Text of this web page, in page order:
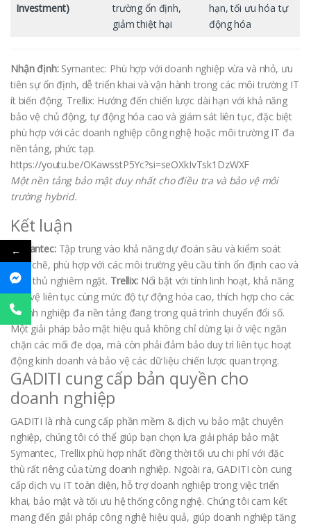
Investment)
trường ổn định,
giảm thiệt hại
hạn, tối ưu hóa tự
động hóa
Nhận định:Symantec: Phù hợp với doanh nghiệp vừa và nhỏ, ưu
tiên sự ổn định, dễ triển khai và vận hành trong các môi trường IT
ít biến động. Trellix: Hướng đến chiến lược dài hạn với khả năng
bảo vệ chủ động, tự động hóa cao và giám sát liên tục, đặc biệt
phù hợp với các doanh nghiệp công nghệ hoặc môi trường IT đa
nền tảng, phức tạp.
https://youtu.be/OKawsstP5Yc?si=seOXkIvTsk1DzWXF
Một nền tảng bảo mật duy nhất cho điều tra và bảo vệ môi
trường hybrid.
Kết luận
Symantec:Tập trung vào khả năng dự đoán sâu và kiểm soát
chặt chẽ, phù hợp với các môi trường yêu cầu tính ổn định cao và
tuân thủ nghiêm ngặt. Trellix:Nổi bật với tính linh hoạt, khả năng
bảo vệ liên tục cùng mức độ tự động hóa cao, thích hợp cho các
doanh nghiệp đa nền tảng đang trong quá trình chuyển đổi số.
Một giải pháp bảo mật hiệu quả không chỉ dừng lại ở việc ngăn
chặn các mối đe dọa, mà còn phải đảm bảo duy trì liên tục hoạt
động kinh doanh và bảo vệ các dữ liệu chiến lược quan trọng.
GADITI cung cấp bản quyền cho
doanh nghiệp
GADITI là nhà cung cấp phần mềm & dịch vụ bảo mật chuyên
nghiệp, chúng tôi có thể giúp bạn chọn lựa giải pháp bảo mật
Symantec, Trellix phù hợp nhất đồng thời tối ưu chi phí với đặc
thù rất riêng của từng doanh nghiệp. Ngoài ra, GADITI còn cung
cấp dịch vụ IT toàn diện, hỗ trợ doanh nghiệp trong việc triển
khai, bảo mật và tối ưu hệ thống công nghệ. Chúng tôi cam kết
mang đến giải pháp công nghệ hiệu quả, giúp doanh nghiệp tăng
←